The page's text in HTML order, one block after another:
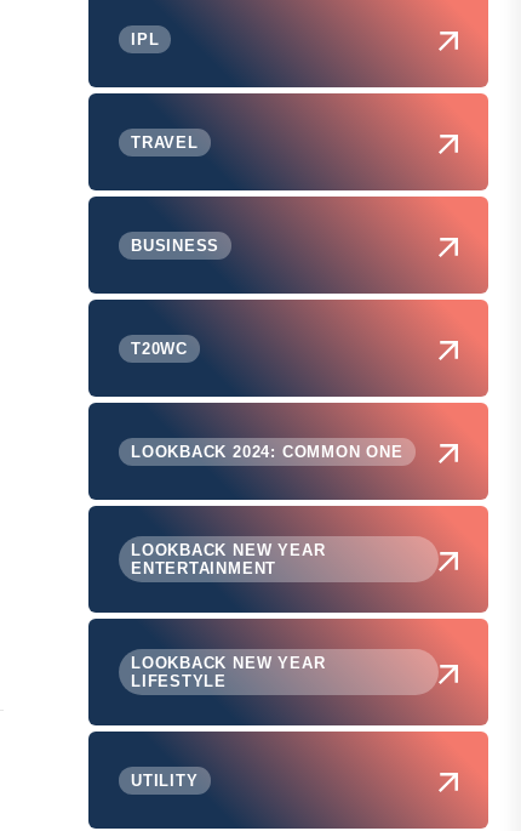
IPL
TRAVEL
BUSINESS
T20WC
LOOKBACK 2024: COMMON ONE
LOOKBACK NEW YEAR
ENTERTAINMENT
LOOKBACK NEW YEAR
LIFESTYLE
UTILITY